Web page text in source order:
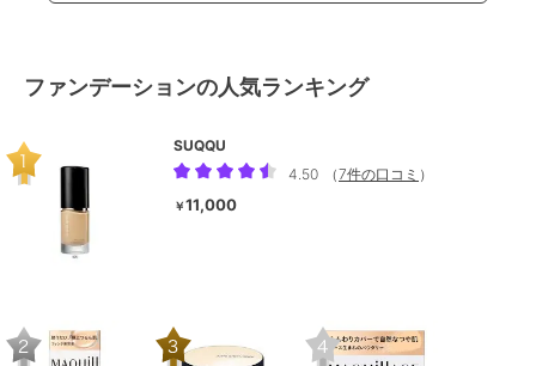
ファンデーションの人気ランキング
SUQQU
4.50
（7件の口コミ ）
￥11,000